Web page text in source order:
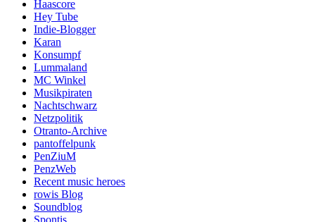
Haascore
Hey Tube
Indie-Blogger
Karan
Konsumpf
Lummaland
MC Winkel
Musikpiraten
Nachtschwarz
Netzpolitik
Otranto-Archive
pantoffelpunk
PenZiuM
PenzWeb
Recent music heroes
rowis Blog
Soundblog